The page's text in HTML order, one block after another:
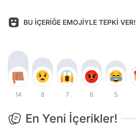
BU İÇERİĞE EMOJİYLE TEPKİ VER!
14 8 7 6 5
En Yeni İçerikler!